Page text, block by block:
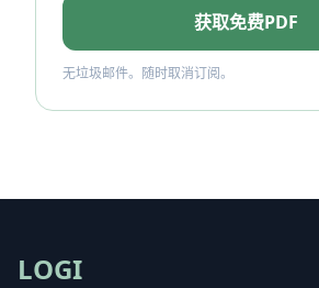
获取免费PDF
无垃圾邮件。随时取消订阅。
LOGI